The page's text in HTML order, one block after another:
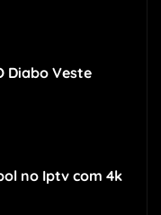
Diabo Veste
no Iptv com 4k